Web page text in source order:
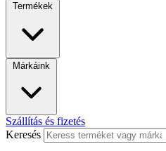
Termékek
Márkáink
Szállítás és fizetés
Keresés